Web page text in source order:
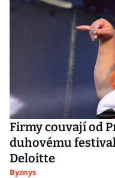
Firmy couvají od
duhovému
Deloitte
Byznys